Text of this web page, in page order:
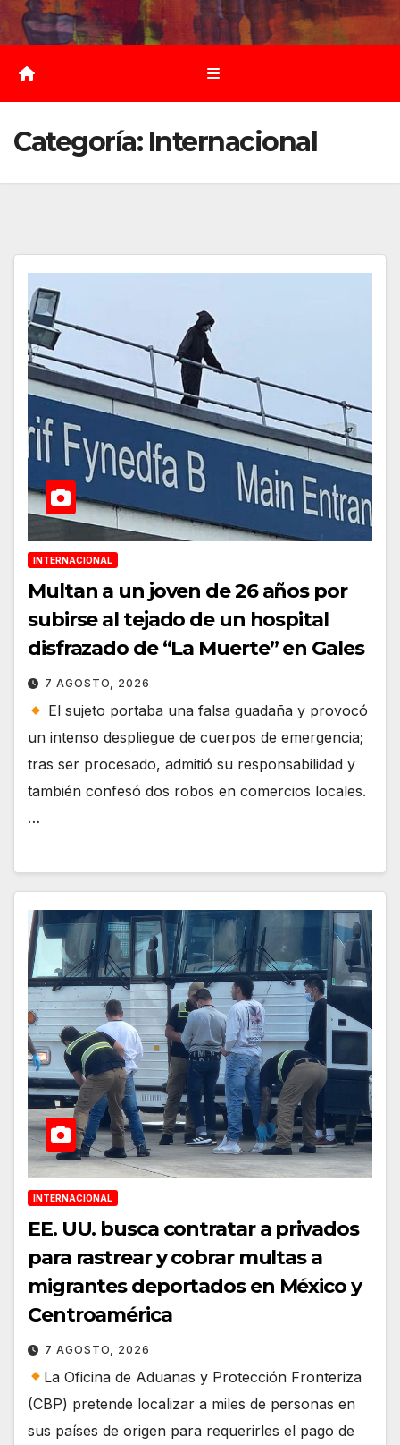
Saltar
al
contenido
Categoría: Internacional
INTERNACIONAL
Multan a un joven de 26 años por
subirse al tejado de un hospital
disfrazado de “La Muerte” en Gales
7 AGOSTO, 2026
El sujeto portaba una falsa guadaña y provocó
un intenso despliegue de cuerpos de emergencia;
tras ser procesado, admitió su responsabilidad y
también confesó dos robos en comercios locales.
…
INTERNACIONAL
EE. UU. busca contratar a privados
para rastrear y cobrar multas a
migrantes deportados en México y
Centroamérica
7 AGOSTO, 2026
La Oficina de Aduanas y Protección Fronteriza
(CBP) pretende localizar a miles de personas en
sus países de origen para requerirles el pago de